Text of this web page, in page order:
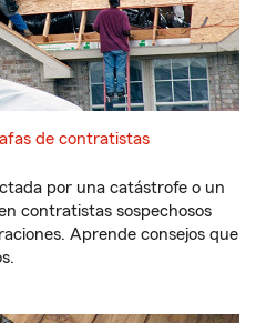
de contratistas
por una catástrofe o un
contratistas sospechosos
Aprende consejos que